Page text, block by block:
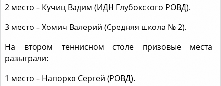
2 место – Кучиц Вадим (ИДН Глубокского РОВД).
3 место – Хомич Валерий (Средняя школа № 2).
На втором теннисном столе призовые места
разыграли:
1 место – Напорко Сергей (РОВД).